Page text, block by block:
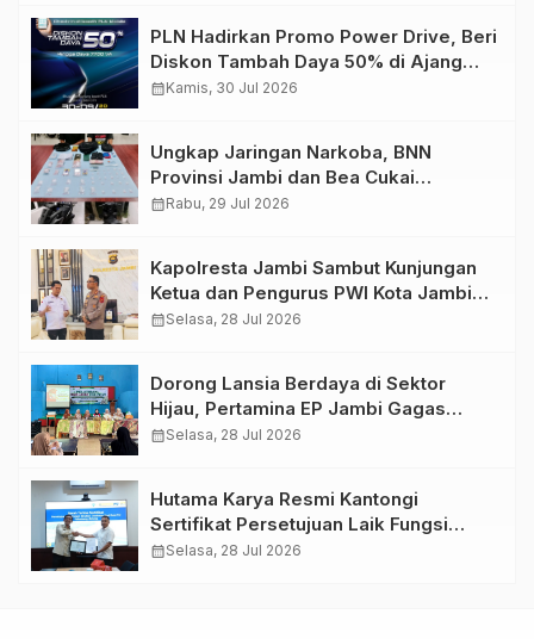
PLN Hadirkan Promo Power Drive, Beri
Diskon Tambah Daya 50% di Ajang
GIIAS 2026
calendar_monthKamis, 30 Jul 2026
Ungkap Jaringan Narkoba, BNN
Provinsi Jambi dan Bea Cukai
Amankan Sembilan Pelaku beserta
calendar_monthRabu, 29 Jul 2026
Kapolresta Jambi Sambut Kunjungan
Ketua dan Pengurus PWI Kota Jambi
Perkuat Sinergi dan Kolaborasi
calendar_monthSelasa, 28 Jul 2026
Dorong Lansia Berdaya di Sektor
Hijau, Pertamina EP Jambi Gagas
Lansiapreneur Batik Eco-Print
calendar_monthSelasa, 28 Jul 2026
Hutama Karya Resmi Kantongi
Sertifikat Persetujuan Laik Fungsi
Struktur Jembatan Musi V Tol
calendar_monthSelasa, 28 Jul 2026